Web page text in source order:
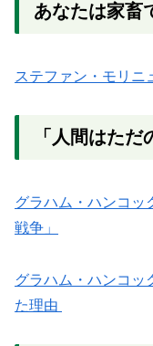
あなたは家畜
ステファン・モリニ
「人間はた
グラハム・ハンコッ
戦争」
グラハム・ハンコッ
た理由